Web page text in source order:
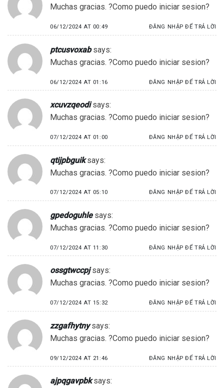
Muchas gracias. ?Como puedo iniciar sesion?
06/12/2024 AT 00:49 ĐĂNG NHẬP ĐỂ TRẢ LỜI
ptcusvoxab says:
Muchas gracias. ?Como puedo iniciar sesion?
06/12/2024 AT 01:16 ĐĂNG NHẬP ĐỂ TRẢ LỜI
xcuvzqeodi says:
Muchas gracias. ?Como puedo iniciar sesion?
07/12/2024 AT 01:00 ĐĂNG NHẬP ĐỂ TRẢ LỜI
qtijpbguik says:
Muchas gracias. ?Como puedo iniciar sesion?
07/12/2024 AT 05:10 ĐĂNG NHẬP ĐỂ TRẢ LỜI
gpedoguhle says:
Muchas gracias. ?Como puedo iniciar sesion?
07/12/2024 AT 11:30 ĐĂNG NHẬP ĐỂ TRẢ LỜI
ossgtwccpj says:
Muchas gracias. ?Como puedo iniciar sesion?
07/12/2024 AT 15:32 ĐĂNG NHẬP ĐỂ TRẢ LỜI
zzgafhytny says:
Muchas gracias. ?Como puedo iniciar sesion?
09/12/2024 AT 21:46 ĐĂNG NHẬP ĐỂ TRẢ LỜI
ajpqgavpbk says: